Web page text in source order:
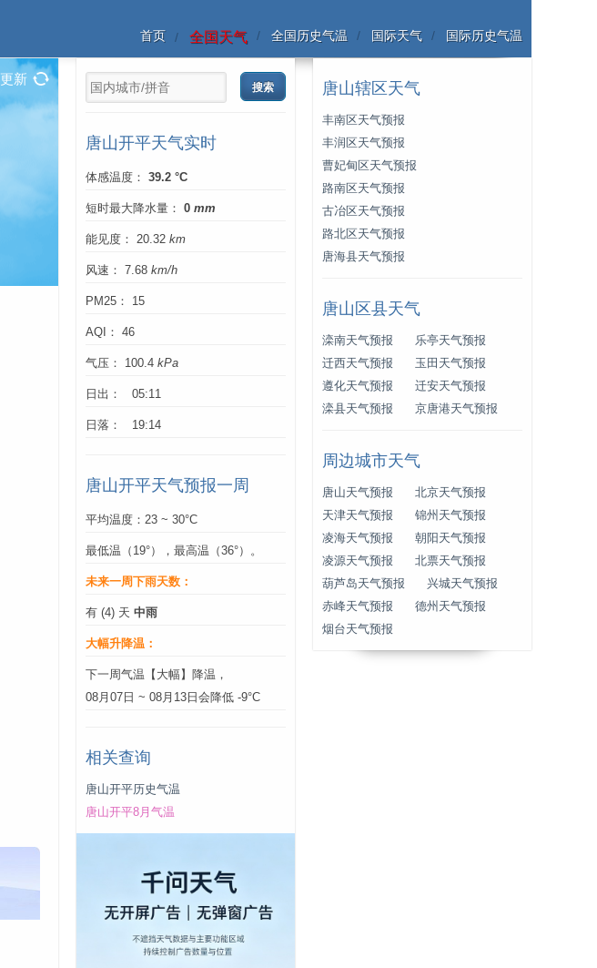
首页 全国天气 全国历史气温 国际天气 国际历史气温
更新
唐山开平天气实时
体感温度： 39.2 °C
短时最大降水量： 0 mm
能见度： 20.32 km
风速： 7.68 km/h
PM25： 15
AQI： 46
气压： 100.4 kPa
日出： 05:11
日落： 19:14
唐山开平天气预报一周
平均温度：23 ~ 30°C
最低温（19°），最高温（36°）。
未来一周下雨天数：
有 (4) 天 中雨
大幅升降温：
下一周气温【大幅】降温，
08月07日 ~ 08月13日会降低 -9°C
相关查询
唐山开平历史气温
唐山开平8月气温
唐山辖区天气
丰南区天气预报
丰润区天气预报
曹妃甸区天气预报
路南区天气预报
古冶区天气预报
路北区天气预报
唐海县天气预报
唐山区县天气
滦南天气预报
乐亭天气预报
迁西天气预报
玉田天气预报
遵化天气预报
迁安天气预报
滦县天气预报
京唐港天气预报
周边城市天气
唐山天气预报
北京天气预报
天津天气预报
锦州天气预报
凌海天气预报
朝阳天气预报
凌源天气预报
北票天气预报
葫芦岛天气预报
兴城天气预报
赤峰天气预报
德州天气预报
烟台天气预报